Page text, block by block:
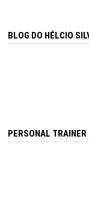
BLOG DO HÉLCIO
PERSONAL TRAINER